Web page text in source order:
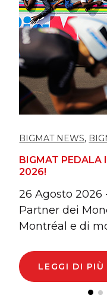
BIGMAT NEWS,
BIGMAT PEDALA
2026!
26 Agosto 2026
Partner dei
Montréal e di
LEGGI DI PIÙ